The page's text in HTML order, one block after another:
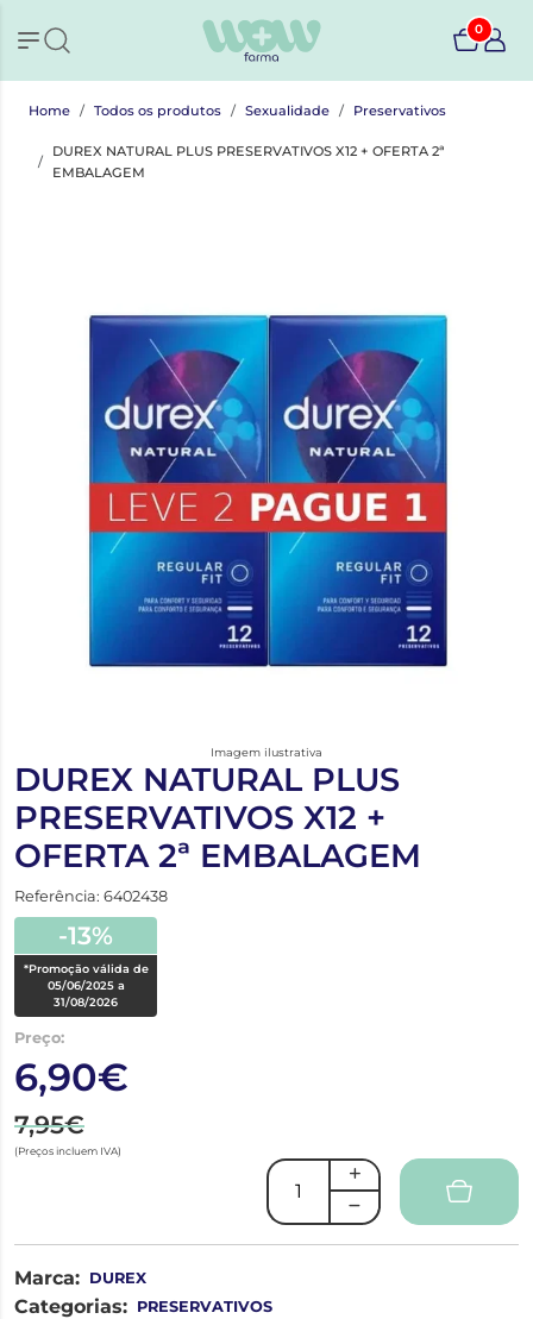
0
Home Todos os produtos Sexualidade Preservativos
DUREX NATURAL PLUS PRESERVATIVOS X12 + OFERTA 2ª
EMBALAGEM
Imagem ilustrativa
DUREX NATURAL PLUS
PRESERVATIVOS X12 +
OFERTA 2ª EMBALAGEM
Referência: 6402438
-13%
*Promoção válida de
05/06/2025 a
31/08/2026
Preço:
6,90€
7,95€
(Preços incluem IVA)
Marca: DUREX
Categorias: PRESERVATIVOS